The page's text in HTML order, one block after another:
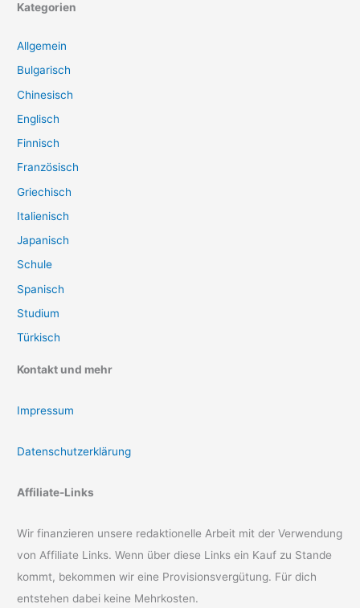
Kategorien
Allgemein
Bulgarisch
Chinesisch
Englisch
Finnisch
Französisch
Griechisch
Italienisch
Japanisch
Schule
Spanisch
Studium
Türkisch
Kontakt und mehr
Impressum
Datenschutzerklärung
Affiliate-Links
Wir finanzieren unsere redaktionelle Arbeit mit der Verwendung
von Affiliate Links. Wenn über diese Links ein Kauf zu Stande
kommt, bekommen wir eine Provisionsvergütung. Für dich
entstehen dabei keine Mehrkosten.